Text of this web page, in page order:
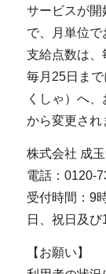
サービスが開
で、月単位で
支給点数は、
毎月25日ま
くしゃ）へ
から変更され
株式会社 成
電話：0120-
受付時間：9
日、祝日及び
【お願い】